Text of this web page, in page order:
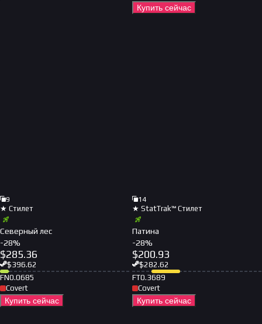
Купить сейчас
9
★ Стилет
Северный лес
-28%
$285.36
$396.62
FN0.0685
Covert
Купить сейчас
14
★ StatTrak™ Стилет
Патина
-28%
$200.93
$282.62
FT0.3689
Covert
Купить сейчас